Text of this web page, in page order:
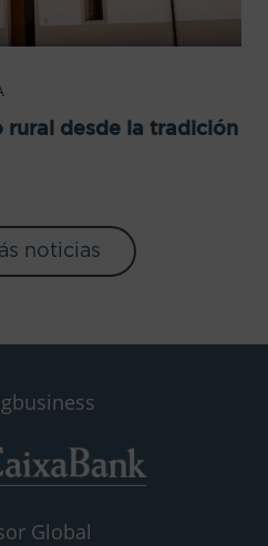
rural desde la tradición
noticias
Global